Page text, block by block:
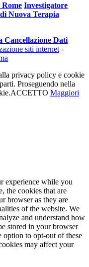
Rome Investigatore
Nuova Terapia
Cancellazione Dati
siti internet -
privacy policy e cookie
Proseguendo nella
ACCETTO Maggiori
experience while you
the cookies that are
browser as they are
of the website. We
and understand how
stored in your browser
option to opt-out of these
may affect your